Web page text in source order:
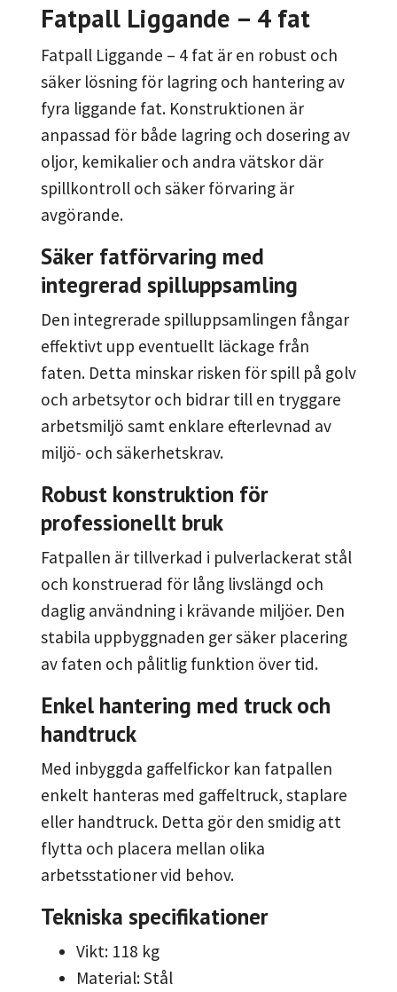
Fatpall Liggande – 4 fat
Fatpall Liggande – 4 fat är en robust och
säker lösning för lagring och hantering av
fyra liggande fat. Konstruktionen är
anpassad för både lagring och dosering av
oljor, kemikalier och andra vätskor där
spillkontroll och säker förvaring är
avgörande.
Säker fatförvaring med
integrerad spilluppsamling
Den integrerade spilluppsamlingen fångar
effektivt upp eventuellt läckage från
faten. Detta minskar risken för spill på golv
och arbetsytor och bidrar till en tryggare
arbetsmiljö samt enklare efterlevnad av
miljö- och säkerhetskrav.
Robust konstruktion för
professionellt bruk
Fatpallen är tillverkad i pulverlackerat stål
och konstruerad för lång livslängd och
daglig användning i krävande miljöer. Den
stabila uppbyggnaden ger säker placering
av faten och pålitlig funktion över tid.
Enkel hantering med truck och
handtruck
Med inbyggda gaffelfickor kan fatpallen
enkelt hanteras med gaffeltruck, staplare
eller handtruck. Detta gör den smidig att
flytta och placera mellan olika
arbetsstationer vid behov.
Tekniska specifikationer
Vikt: 118 kg
Material: Stål